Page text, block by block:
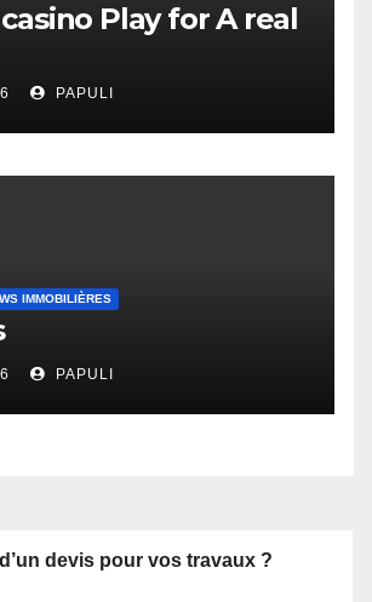
Play for A real
PAPULI
IMMOBILIÈRES
PAPULI
devis pour vos travaux ?